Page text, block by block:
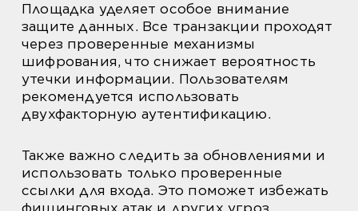
Площадка уделяет особое внимание
защите данных. Все транзакции проходят
через проверенные механизмы
шифрования, что снижает вероятность
утечки информации. Пользователям
рекомендуется использовать
двухфакторную аутентификацию.
Также важно следить за обновлениями и
использовать только проверенные
ссылки для входа. Это поможет избежать